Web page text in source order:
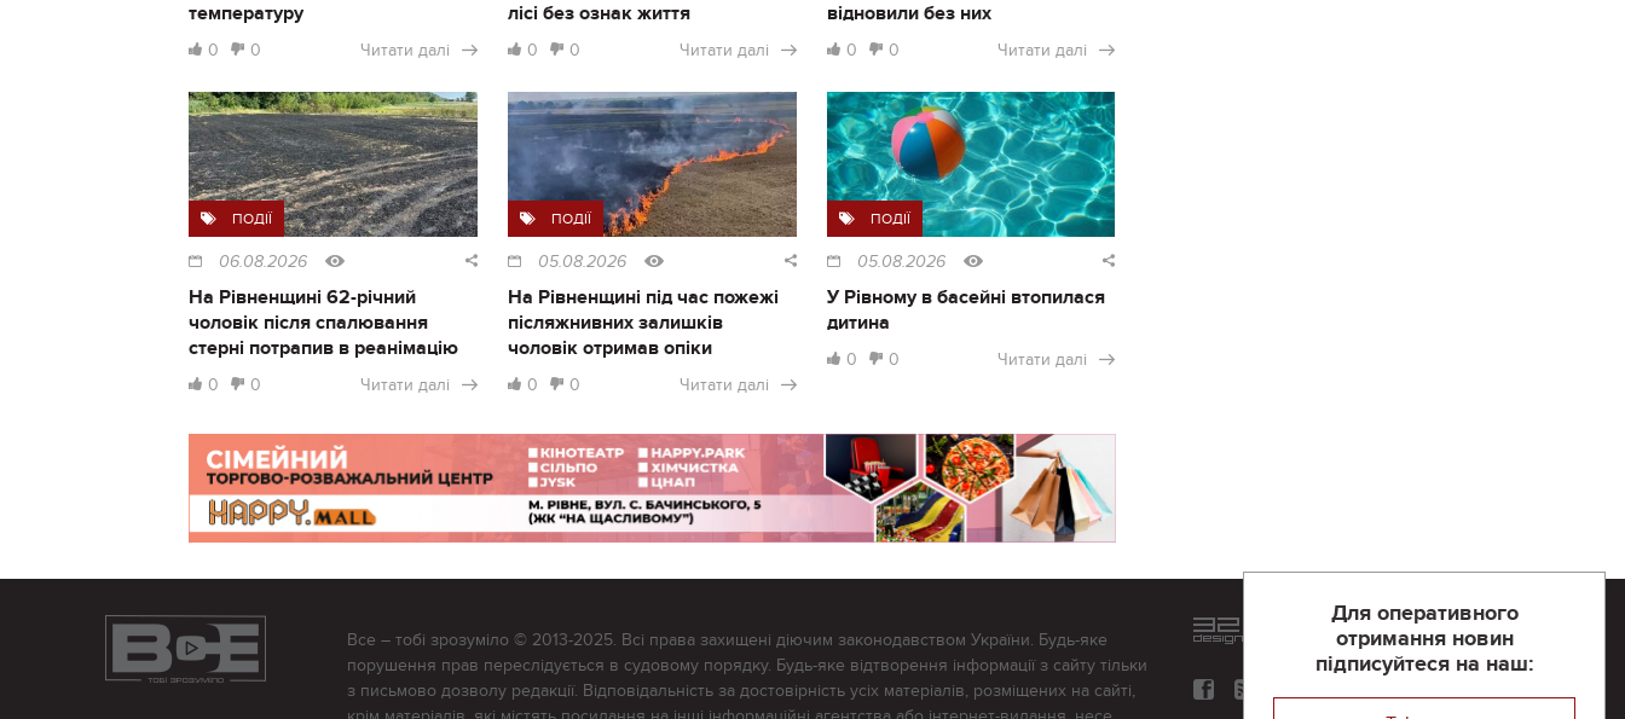
температуру
0 0 Читати далі
лісі без ознак життя
0 0 Читати далі
відновили без них
0 0 Читати далі
ПОДІЇ
06.08.2026
На Рівненщині 62-річний
чоловік після спалювання
стерні потрапив в реанімацію
0 0 Читати далі
ПОДІЇ
05.08.2026
На Рівненщині під час пожежі
післяжнивних залишків
чоловік отримав опіки
0 0 Читати далі
ПОДІЇ
05.08.2026
У Рівному в басейні втопилася
дитина
0 0 Читати далі
Для оперативного
отримання новин
підписуйтеся на наш:
Все – тобі зрозуміло © 2013-2025. Всі права захищені діючим законодавством України. Будь-яке
порушення прав переслідується в судовому порядку. Будь-яке відтворення інформації з сайту тільки
з письмово дозволу редакції. Відповідальність за достовірність усіх матеріалів, розміщених на сайті,
Розроблений та підтримується
компанії 32х32